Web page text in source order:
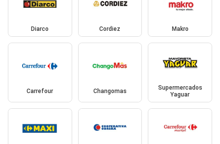
Diarco Cordiez Makro
Carrefour Changomas
Supermercados
Yaguar